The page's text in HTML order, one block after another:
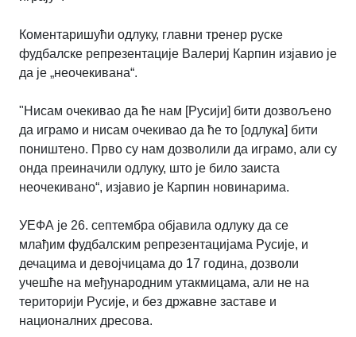
Коментаришући одлуку, главни тренер руске
фудбалске репрезентације Валериј Карпин изјавио је
да је „неочекивана“.
"Нисам очекивао да ће нам [Русији] бити дозвољено
да играмо и нисам очекивао да ће то [одлука] бити
поништено. Прво су нам дозволили да играмо, али су
онда преиначили одлуку, што је било заиста
неочекивано“, изјавио је Карпин новинарима.
УЕФА је 26. септембра објавила одлуку да се
млађим фудбалским репрезентацијама Русије, и
дечацима и девојчицама до 17 година, дозволи
учешће на међународним утакмицама, али не на
територији Русије, и без државне заставе и
националних дресова.